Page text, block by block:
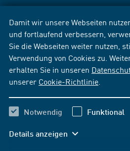
Damit wir unsere Webseiten
und fortlaufend verbessern,
Sie die Webseiten weiter nutzen,
Verwendung von Cookies zu.
erhalten Sie in unseren
unserer Cookie-Richtlinie
Notwendig Funktional
Details anzeigen